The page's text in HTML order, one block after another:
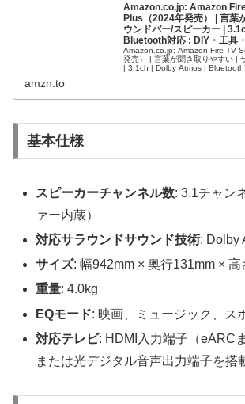
Amazon.co.jp: Amazon
Plus（2024年発売） | 言葉
ウンドバー/スピーカー |
Bluetooth対応 : DIY・工具
Amazon.co.jp: Amazon Fire TV
発売） | 言葉が聞き取りやすい |
| 3.1ch | Dolby Atmos | Bluetooth
amzn.to
基本仕様
スピーカーチャンネル数: 3.1チャン
ァー内蔵）
対応サラウンドサウンド技術: Dolby
サイズ: 幅942mm × 奥行131mm × 高
重量: 4.0kg
EQモード: 映画、ミュージック、ス
対応テレビ: HDMI入力端子（eARC
または光デジタル音声出力端子を搭